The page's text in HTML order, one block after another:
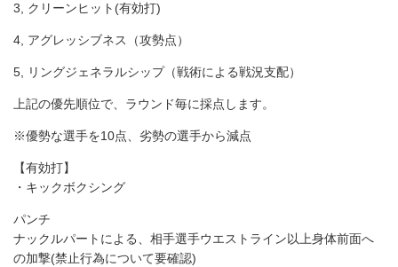
3, クリーンヒット(有効打)
4, アグレッシブネス（攻勢点）
5, リングジェネラルシップ（戦術による戦況支配）
上記の優先順位で、ラウンド毎に採点します。
※優勢な選手を10点、劣勢の選手から減点
【有効打】
・キックボクシング
パンチ
ナックルパートによる、相手選手ウエストライン以上身体前面へ
の加撃(禁止行為について要確認)